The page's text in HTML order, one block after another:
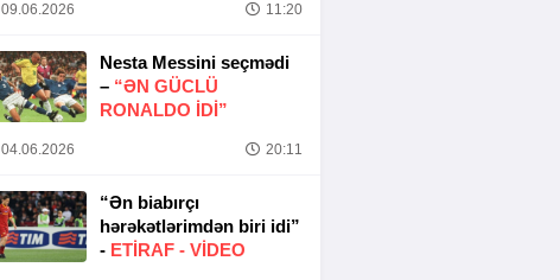
09.06.2026 11:20
Nesta Messini seçmədi
– “ƏN GÜCLÜ
RONALDO IDI”
04.06.2026 20:11
“Ən biabırçı
hərəkətlərimdən biri idi”
- ETIRAF - VİDEO